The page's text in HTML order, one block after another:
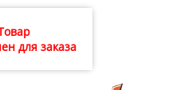
предмета
для заказа